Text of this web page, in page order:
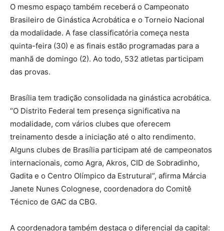
O mesmo espaço também receberá o Campeonato
Brasileiro de Ginástica Acrobática e o Torneio Nacional
da modalidade. A fase classificatória começa nesta
quinta-feira (30) e as finais estão programadas para a
manhã de domingo (2). Ao todo, 532 atletas participam
das provas.
Brasília tem tradição consolidada na ginástica acrobática.
“O Distrito Federal tem presença significativa na
modalidade, com vários clubes que oferecem
treinamento desde a iniciação até o alto rendimento.
Alguns clubes de Brasília participam até de campeonatos
internacionais, como Agra, Akros, CID de Sobradinho,
Gadita e o Centro Olímpico da Estrutural”, afirma Márcia
Janete Nunes Colognese, coordenadora do Comitê
Técnico de GAC da CBG.
A coordenadora também destaca o diferencial da capital: